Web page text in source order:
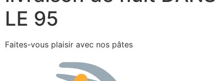
LE 95
Faites-vous plaisir avec nos pâtes